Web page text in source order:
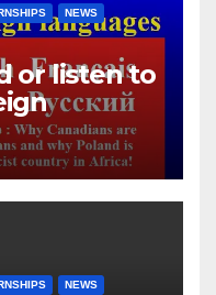
NEWS
or listen to
NEWS